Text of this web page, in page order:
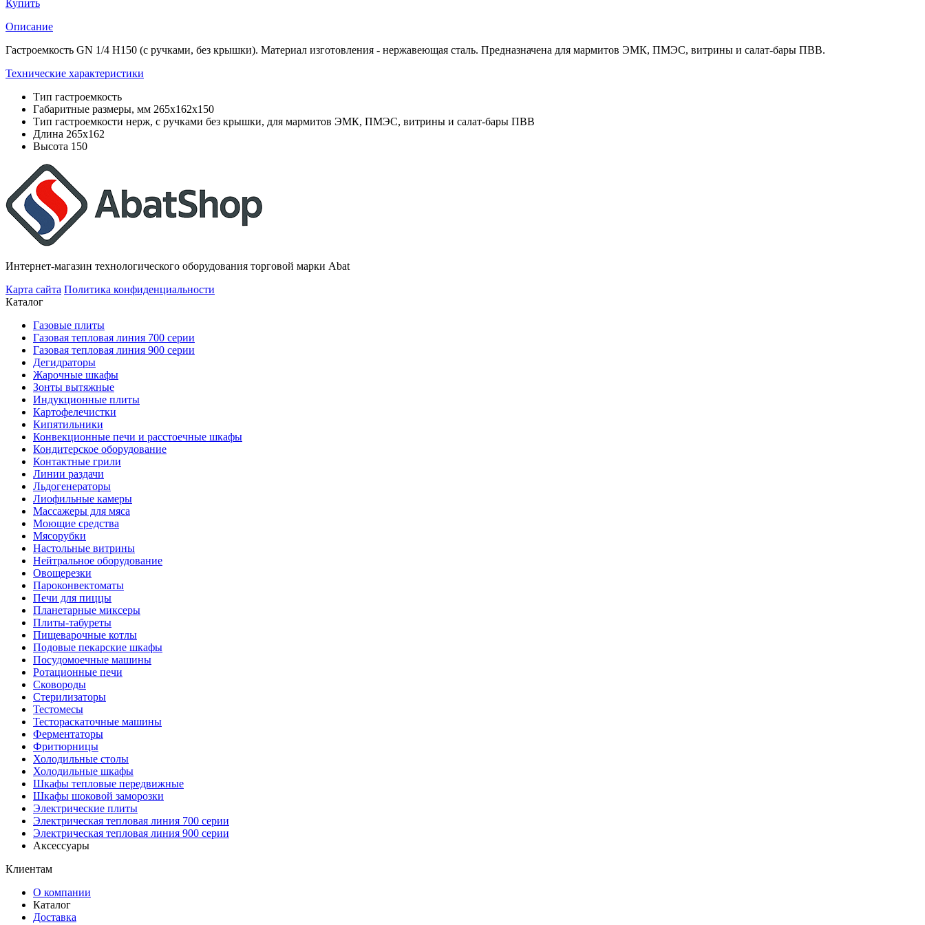
Купить
Описание
Гастроемкость GN 1/4 Н150 (с ручками, без крышки). Материал изготовления - нержавеющая сталь. Предназначена для мармитов ЭМК, ПМЭС, витрины и салат-бары ПВВ.
Технические характеристики
Тип гастроемкость
Габаритные размеры, мм 265х162x150
Тип гастроемкости нерж, с ручками без крышки, для мармитов ЭМК, ПМЭС, витрины и салат-бары ПВВ
Длина 265х162
Высота 150
Интернет-магазин технологического оборудования торговой марки Abat
Карта сайта Политика конфиденциальности
Каталог
Газовые плиты
Газовая тепловая линия 700 серии
Газовая тепловая линия 900 серии
Дегидраторы
Жарочные шкафы
Зонты вытяжные
Индукционные плиты
Картофелечистки
Кипятильники
Конвекционные печи и расстоечные шкафы
Кондитерское оборудование
Контактные грили
Линии раздачи
Льдогенераторы
Лиофильные камеры
Массажеры для мяса
Моющие средства
Мясорубки
Настольные витрины
Нейтральное оборудование
Овощерезки
Пароконвектоматы
Печи для пиццы
Планетарные миксеры
Плиты-табуреты
Пищеварочные котлы
Подовые пекарские шкафы
Посудомоечные машины
Ротационные печи
Сковороды
Стерилизаторы
Тестомесы
Тестораскаточные машины
Ферментаторы
Фритюрницы
Холодильные столы
Холодильные шкафы
Шкафы тепловые передвижные
Шкафы шоковой заморозки
Электрические плиты
Электрическая тепловая линия 700 серии
Электрическая тепловая линия 900 серии
Аксессуары
Клиентам
О компании
Каталог
Доставка